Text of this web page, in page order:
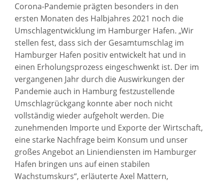
Corona-Pandemie prägten besonders in den
ersten Monaten des Halbjahres 2021 noch die
Umschlagentwicklung im Hamburger Hafen. „Wir
stellen fest, dass sich der Gesamtumschlag im
Hamburger Hafen positiv entwickelt hat und in
einen Erholungsprozess eingeschwenkt ist. Der im
vergangenen Jahr durch die Auswirkungen der
Pandemie auch in Hamburg festzustellende
Umschlagrückgang konnte aber noch nicht
vollständig wieder aufgeholt werden. Die
zunehmenden Importe und Exporte der Wirtschaft,
eine starke Nachfrage beim Konsum und unser
großes Angebot an Liniendiensten im Hamburger
Hafen bringen uns auf einen stabilen
Wachstumskurs“, erläuterte Axel Mattern,